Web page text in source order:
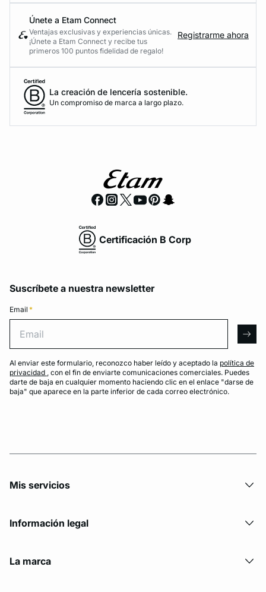
Únete a Etam Connect
Ventajas exclusivas y experiencias únicas.
¡Únete a Etam Connect y recibe tus
primeros 100 puntos fidelidad de regalo!
Registrarme ahora
La creación de lencería sostenible.
Un compromiso de marca a largo plazo.
Certificación B Corp
Suscríbete a nuestra newsletter
Email *
Al enviar este formulario, reconozco haber leído y aceptado la política de
privacidad , con el fin de enviarte comunicaciones comerciales. Puedes
darte de baja en cualquier momento haciendo clic en el enlace "darse de
baja" que aparece en la parte inferior de cada correo electrónico.
Mis servicios
Información legal
La marca